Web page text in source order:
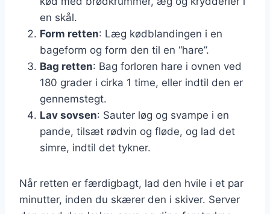
en skål.
Form retten: Læg kødblandingen i en
bageform og form den til en “hare”.
Bag retten: Bag forloren hare i ovnen ved
180 grader i cirka 1 time, eller indtil den er
gennemstegt.
Lav sovsen: Sauter løg og svampe i en
pande, tilsæt rødvin og fløde, og lad det
simre, indtil det tykner.
Når retten er færdigbagt, lad den hvile i et par
minutter, inden du skærer den i skiver. Server